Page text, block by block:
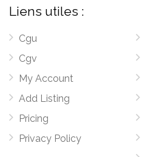
Liens utiles :
Cgu
Cgv
My Account
Add Listing
Pricing
Privacy Policy